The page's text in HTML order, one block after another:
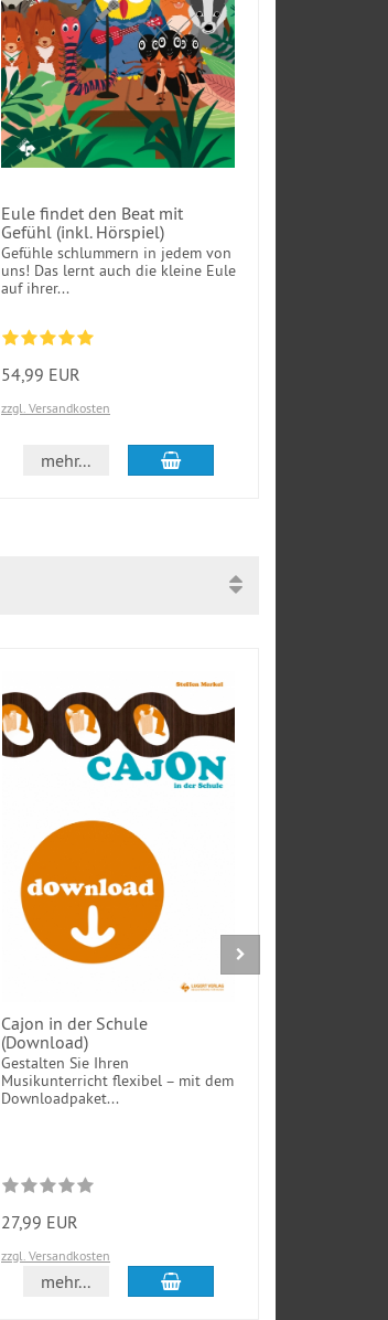
Eule findet den Beat mit
Gefühl (inkl. Hörspiel)
Gefühle schlummern in jedem von
uns! Das lernt auch die kleine Eule
auf ihrer...
54,99 EUR
zzgl. Versandkosten
mehr... In den Warenkorb
Cajon in der Schule
(Download)
Gestalten Sie Ihren
Musikunterricht flexibel – mit dem
Downloadpaket...
27,99 EUR
zzgl. Versandkosten
mehr... In den Warenkorb